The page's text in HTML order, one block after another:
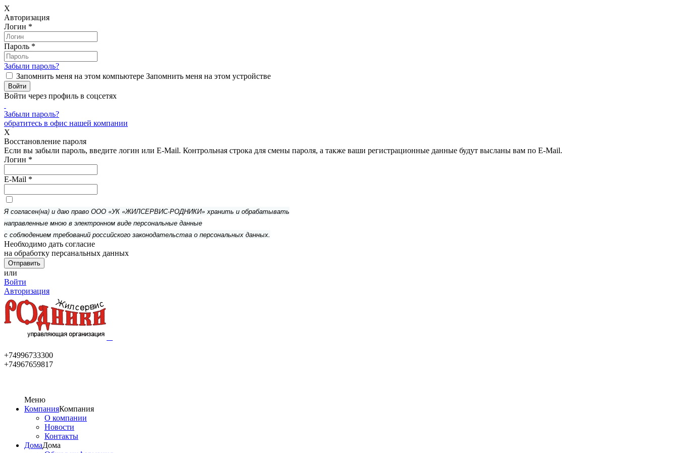
X
Авторизация
Логин *
Пароль *
Забыли пароль?
Запомнить меня на этом компьютере Запомнить меня на этом устройстве
Войти через профиль в соцсетях
Забыли пароль?
обратитесь в офис нашей компании
X
Восстановление пароля
Если вы забыли пароль, введите логин или E-Mail. Контрольная строка для смены пароля, а также ваши регистрационные данные будут высланы вам по E-Mail.
Логин *
E-Mail *
Я согласен(на) и даю право ООО «УК «ЖИЛСЕРВИС-РОДНИКИ» хранить и обрабатывать
направленные мною в электронном виде персональные данные
с соблюдением требований российского законодательства о персональных данных.
Необходимо дать согласие
на обработку персанальных данных
или
Войти
Авторизация
+74996733300
+74967659817
Меню
КомпанияКомпания
О компании
Новости
Контакты
ДомаДома